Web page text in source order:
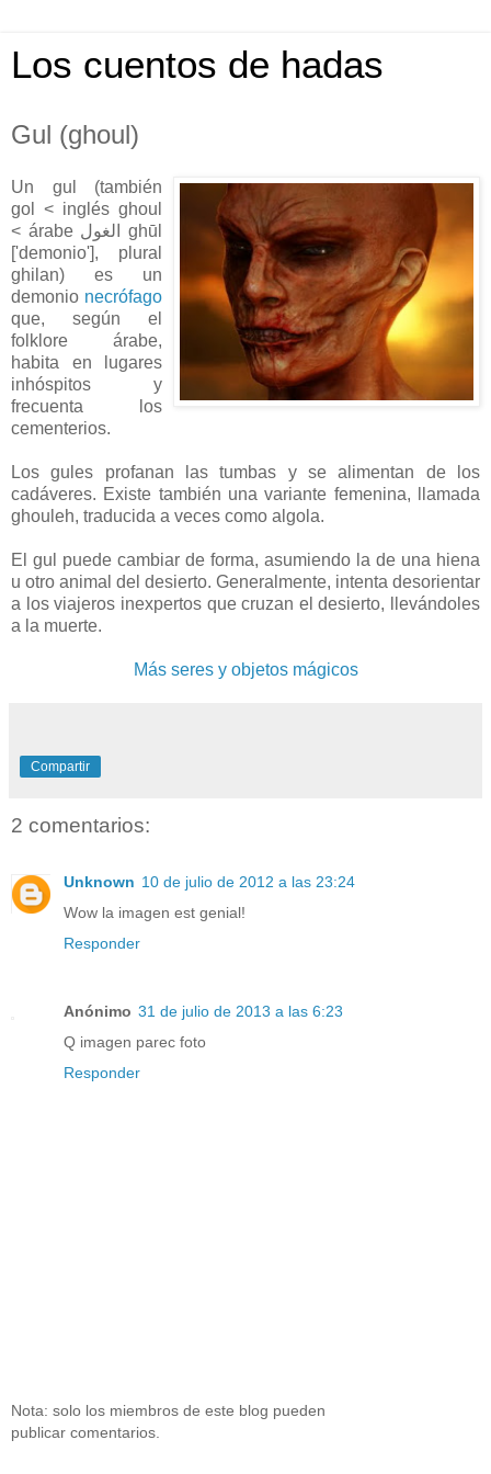
Los cuentos de hadas
Gul (ghoul)
Un gul (también
gol < inglés ghoul
< árabe الغول ghūl
['demonio'], plural
ghilan) es un
demonio necrófago
que, según el
folklore árabe,
habita en lugares
inhóspitos y
frecuenta los
cementerios.
Los gules profanan las tumbas y se alimentan de los
cadáveres. Existe también una variante femenina, llamada
ghouleh, traducida a veces como algola.
El gul puede cambiar de forma, asumiendo la de una hiena
u otro animal del desierto. Generalmente, intenta desorientar
a los viajeros inexpertos que cruzan el desierto, llevándoles
a la muerte.
Más seres y objetos mágicos
Compartir
2 comentarios:
Unknown 10 de julio de 2012 a las 23:24
Wow la imagen est genial!
Responder
Anónimo 31 de julio de 2013 a las 6:23
Q imagen parec foto
Responder
Nota: solo los miembros de este blog pueden
publicar comentarios.